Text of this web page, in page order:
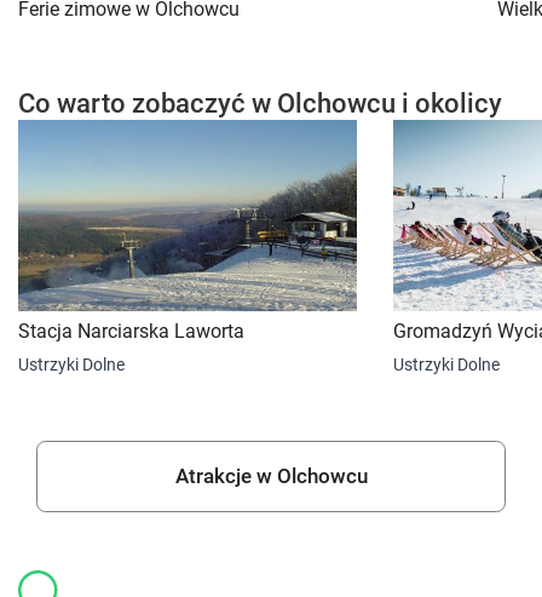
Ferie zimowe w Olchowcu
Co warto zobaczyć w Olchowcu i okolicy
Stacja Narciarska Laworta
Ustrzyki Dolne
Gromadzyń
Ustrzyki Dolne
Atrakcje w Olchowcu